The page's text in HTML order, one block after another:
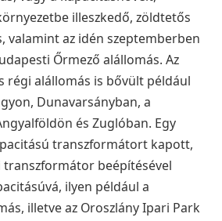
illeszkedő, zöldtetős
valamint az idén szeptemberben
Őrmező alállomás. Az
régi alállomás is bővült például
Dunavarsányban, a
és Zuglóban. Egy
transzformátort kapott,
beépítésével
ilyen például a
illetve az Oroszlány Ipari Park